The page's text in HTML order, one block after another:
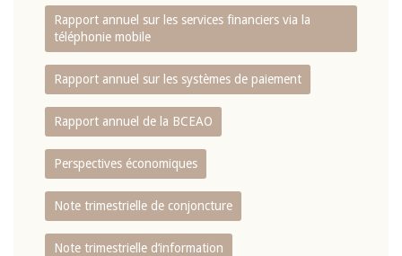
Rapport annuel sur les services financiers via la
téléphonie mobile
Rapport annuel sur les systèmes de paiement
Rapport annuel de la BCEAO
Perspectives économiques
Note trimestrielle de conjoncture
Note trimestrielle d‘information